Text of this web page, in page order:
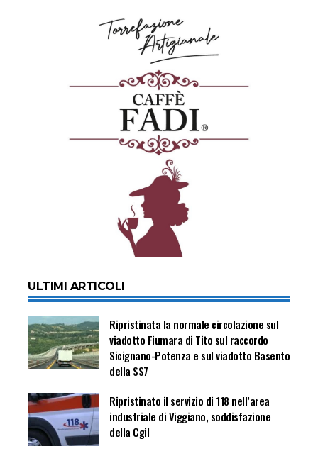
ULTIMI ARTICOLI
Ripristinata la normale circolazione sul
viadotto Fiumara di Tito sul raccordo
Sicignano-Potenza e sul viadotto Basento
della SS7
Ripristinato il servizio di 118 nell’area
industriale di Viggiano, soddisfazione
della Cgil